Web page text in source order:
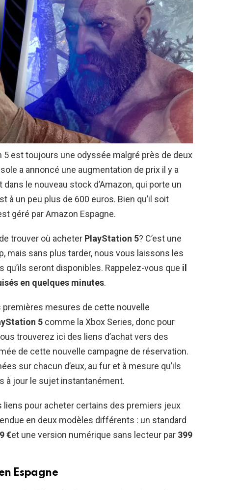
5 est toujours une odyssée malgré près de deux
a annoncé une augmentation de prix il y a
le nouveau stock d’Amazon, qui porte un
à un peu plus de 600 euros. Bien qu’il soit
géré par Amazon Espagne.
trouver où acheter PlayStation 5? C’est une
mais sans plus tarder, nous vous laissons les
qu’ils seront disponibles. Rappelez-vous que il
en quelques minutes.
premières mesures de cette nouvelle
5 comme la Xbox Series, donc pour
trouverez ici des liens d’achat vers des
de cette nouvelle campagne de réservation.
sur chacun d’eux, au fur et à mesure qu’ils
à jour le sujet instantanément.
liens pour acheter certains des premiers jeux
en deux modèles différents : un standard
€et une version numérique sans lecteur par 399
Espagne